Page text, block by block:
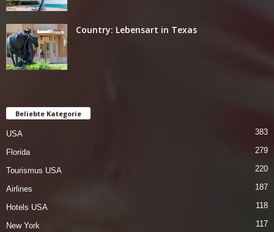
Country: Lebensart in Texas
Beliebte Kategorie
USA 383
Florida 279
Tourismus USA 220
Airlines 187
Hotels USA 118
New York 117